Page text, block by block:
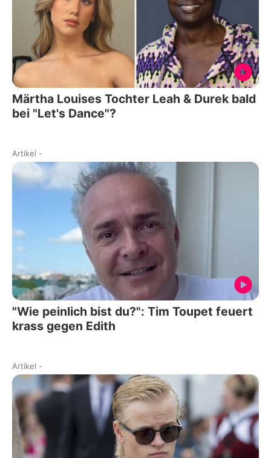
Märtha Louises Tochter Leah & Durek bald
bei "Let's Dance"?
Artikel -
"Wie peinlich bist du?": Tim Toupet feuert
krass gegen Edith
Artikel -